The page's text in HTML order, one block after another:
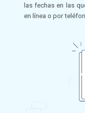
las fechas en las
en línea o por